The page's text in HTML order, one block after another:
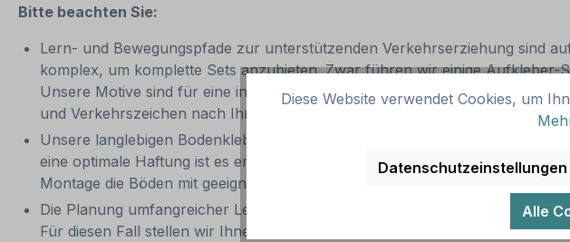
Bitte beachten Sie:
Lern- und Bewegungspfade zur unterstützenden Verkehrserziehung sind
komplex, um komplette Sets anzubieten. Zwar führen wir einige
Unsere Motive sind für eine individuelle, auf Ihren Platzbedarf
und Verkehrszeichen nach Ihren Wünschen und Bedürfnissen.
Unsere langlebigen Bodenkleber für Bewegungspfade sind für alle glatten
eine optimale Haftung ist es erforderlich, dass die Untergründe frei von
Montage die Böden mit geeigneten Reinigungsmitteln.
Die Planung umfangreicher Lern- und Bewegungspfade kann kompliziert
Für diesen Fall stellen wir Ihnen unsere Planungs-PDF-Dateien zur
Diese Website verwendet Cookies, um
Datenschutzeinstellungen
Alle